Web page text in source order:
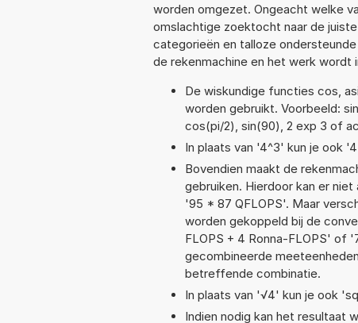
worden omgezet. Ongeacht welke
omslachtige zoektocht naar de
categorieën en talloze
de rekenmachine en het werk wordt
De wiskundige functies cos,
worden gebruikt. Voorbeeld:
cos(pi/2), sin(90), 2 exp 3 of
In plaats van '4^3' kun je ook
Bovendien maakt de
gebruiken. Hierdoor kan er
'95 * 87 QFLOPS'. Maar
worden gekoppeld bij de
FLOPS + 4 Ronna-FLOPS' of
gecombineerde
betreffende combinatie.
In plaats van '√4' kun je ook
Indien nodig kan het resultaat